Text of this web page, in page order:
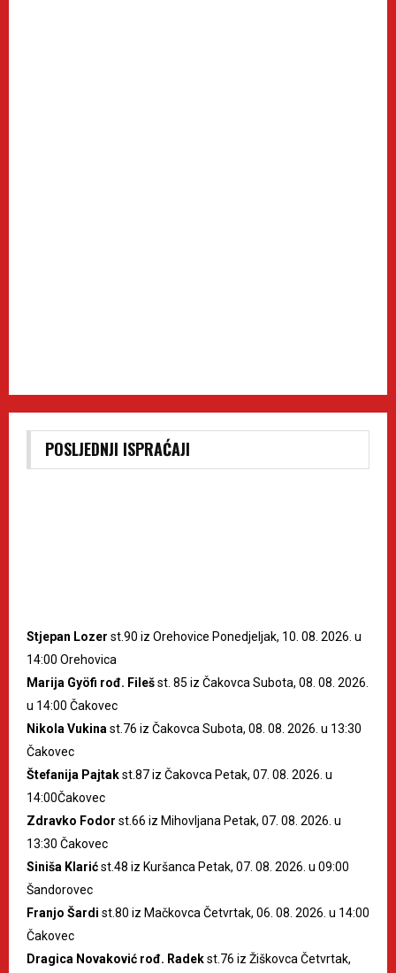
POSLJEDNJI ISPRAĆAJI
Stjepan Lozer st.90 iz Orehovice Ponedjeljak, 10. 08. 2026. u
14:00 Orehovica
Marija Gyöfi rođ. Filešst. 85 iz Čakovca Subota, 08. 08. 2026.
u 14:00 Čakovec
Nikola Vukina st.76 iz Čakovca Subota, 08. 08. 2026. u 13:30
Čakovec
Štefanija Pajtakst.87 iz Čakovca Petak, 07. 08. 2026. u
14:00Čakovec
Zdravko Fodor st.66 iz Mihovljana Petak, 07. 08. 2026. u
13:30 Čakovec
Siniša Klarićst.48 iz Kuršanca Petak, 07. 08. 2026. u 09:00
Šandorovec
Franjo Šardi st.80 iz Mačkovca Četvrtak, 06. 08. 2026. u 14:00
Čakovec
Dragica Novaković rođ. Radekst.76 iz Žiškovca Četvrtak,